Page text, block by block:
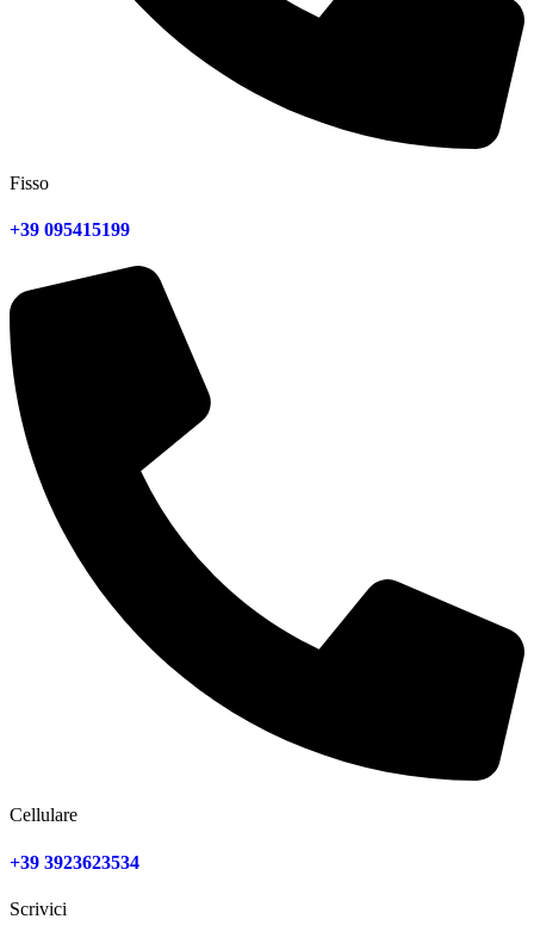
Fisso
+39 095415199
Cellulare
+39 3923623534
Scrivici